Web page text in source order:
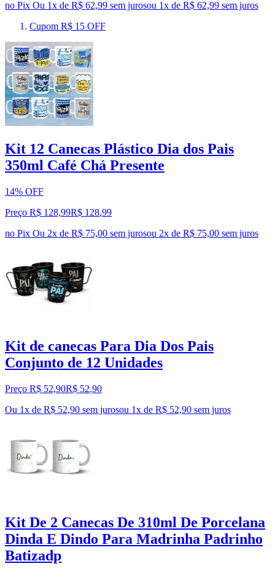
no Pix Ou 1x de R$ 62,99 sem jurosou 1x de R$ 62,99 sem juros
Cupom R$ 15 OFF
Kit 12 Canecas Plástico Dia dos Pais
350ml Café Chá Presente
14% OFF
Preço R$ 128,99R$ 128,99
no Pix Ou 2x de R$ 75,00 sem jurosou 2x de R$ 75,00 sem juros
Kit de canecas Para Dia Dos Pais
Conjunto de 12 Unidades
Preço R$ 52,90R$ 52,90
Ou 1x de R$ 52,90 sem jurosou 1x de R$ 52,90 sem juros
Kit De 2 Canecas De 310ml De Porcelana
Dinda E Dindo Para Madrinha Padrinho
Batizadp